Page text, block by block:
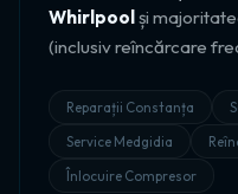
Whirlpoolși
(inclusiv reîncărcare
Reparații Constanța
Service Medgidia
Înlocuire Compresor